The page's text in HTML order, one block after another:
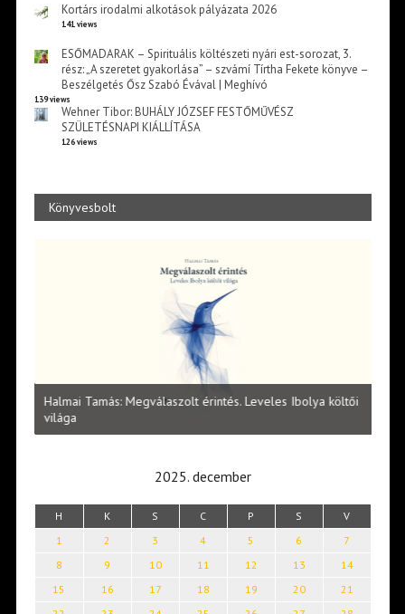
Kortárs irodalmi alkotások pályázata 2026
141 views
ESŐMADARAK – Spirituális költészeti nyári est-sorozat, 3.
rész: „A szeretet gyakorlása” – szvámí Tírtha Fekete könyve –
Beszélgetés Ősz Szabó Évával | Meghívó
139 views
Wehner Tibor: BUHÁLY JÓZSEF FESTŐMŰVÉSZ
SZÜLETÉSNAPI KIÁLLÍTÁSA
126 views
Könyvesbolt
Halmai Tamás: Megválaszolt érintés. Leveles Ibolya költői
világa
2025. december
H K S C P S V
1 2 3 4 5 6
7
8
9 10 11 12 13
14
15
16 17 18 19 20
21